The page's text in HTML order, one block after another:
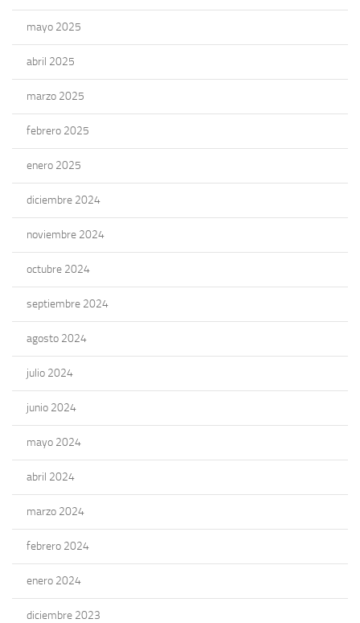
mayo 2025
abril 2025
marzo 2025
febrero 2025
enero 2025
diciembre 2024
noviembre 2024
octubre 2024
septiembre 2024
agosto 2024
julio 2024
junio 2024
mayo 2024
abril 2024
marzo 2024
febrero 2024
enero 2024
diciembre 2023